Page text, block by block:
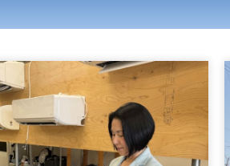
ー
ジ
ペ
ー
ー
ペ
ー
ジ